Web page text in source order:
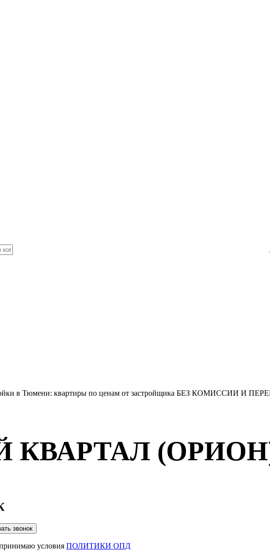
в Тюмени: квартиры по ценам от застройщика БЕЗ КОМИССИИ И
(ОРИОН)
условия ПОЛИТИКИ ОПД